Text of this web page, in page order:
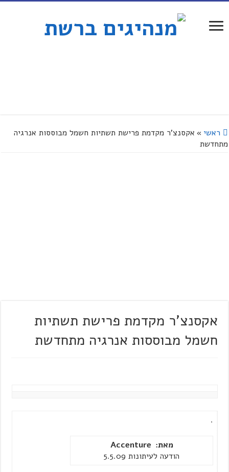
ראשי » אקסנצ'ר מקדמת פרישת תשתיות חשמל מבוססות אנרגיה
מתחדשת
אקסנצ'ר מקדמת פרישת תשתיות
חשמל מבוססות אנרגיה מתחדשת
.
מאת:
Accenture
הודעה לעיתונות 5.5.09